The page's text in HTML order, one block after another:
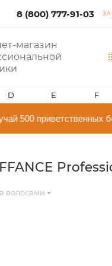
8 (800) 777-91-03
магазин
D E F
приветственных
волосами